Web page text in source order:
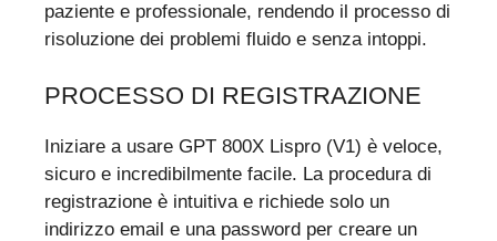
paziente e professionale, rendendo il processo di
risoluzione dei problemi fluido e senza intoppi.
PROCESSO DI REGISTRAZIONE
Iniziare a usare GPT 800X Lispro (V1) è veloce,
sicuro e incredibilmente facile. La procedura di
registrazione è intuitiva e richiede solo un
indirizzo email e una password per creare un